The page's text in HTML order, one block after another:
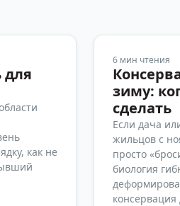
для
как не
6 мин чтения
зиму:
сделать
Если дача
жильцов с
просто
биология
консервация